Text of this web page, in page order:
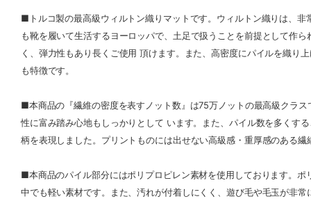
■トルコ製の最高級ウィルトン織りマットです。ウィルトン織りは、
も靴を履いて生活するヨーロッパで、土足で扱うことを前提として作
く、弾力性もあり長くご使用 頂けます。また、高密度にパイルを織り
も特徴です。
■本商品の『繊維の密度を表すノット数』は75万ノットの最高級クラ
性に富み踏み心地もしっかりとして います。また、パイル数を多くす
柄を表現しました。プリントものには出せない高級感・重厚感のある
■本商品のパイル部分にはポリプロピレン素材を使用しております。
中でも軽い素材です。また、汚れが付着しにくく、遊び毛や毛玉が非